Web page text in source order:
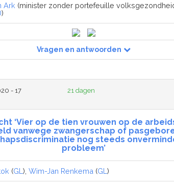
Ark (minister zonder portefeuille
)
Vragen en antwoorden
- 17
21 dagen
‘Vier op de tien vrouwen op de
vanwege zwangerschap of
nog steeds
probleem’
(GL ), Wim-Jan Renkema (GL )